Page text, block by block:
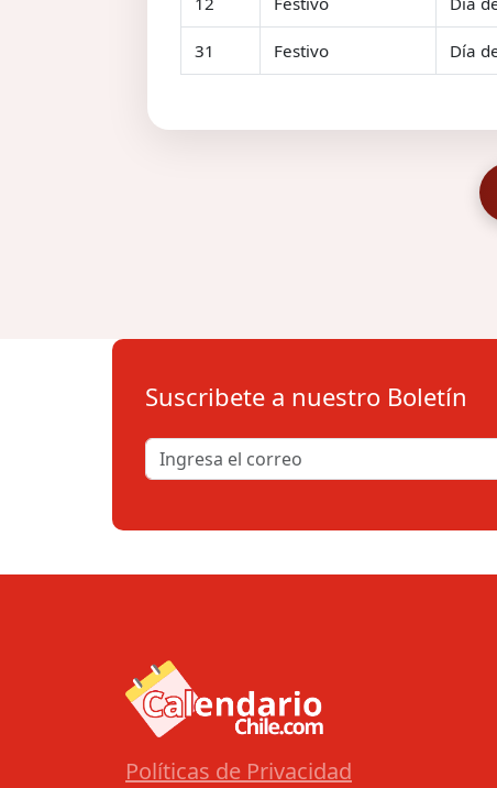
31 Festivo Día
Suscribete a nuestro Boletín
Políticas de Privacidad